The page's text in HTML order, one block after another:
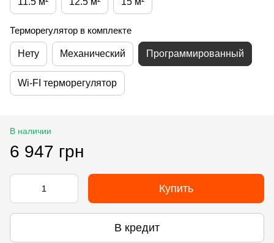
Терморегулятор в комплекте
Нету Механический Программированный
Wi-FI терморегулятор
В наличии
6 947 грн
Купить
В кредит